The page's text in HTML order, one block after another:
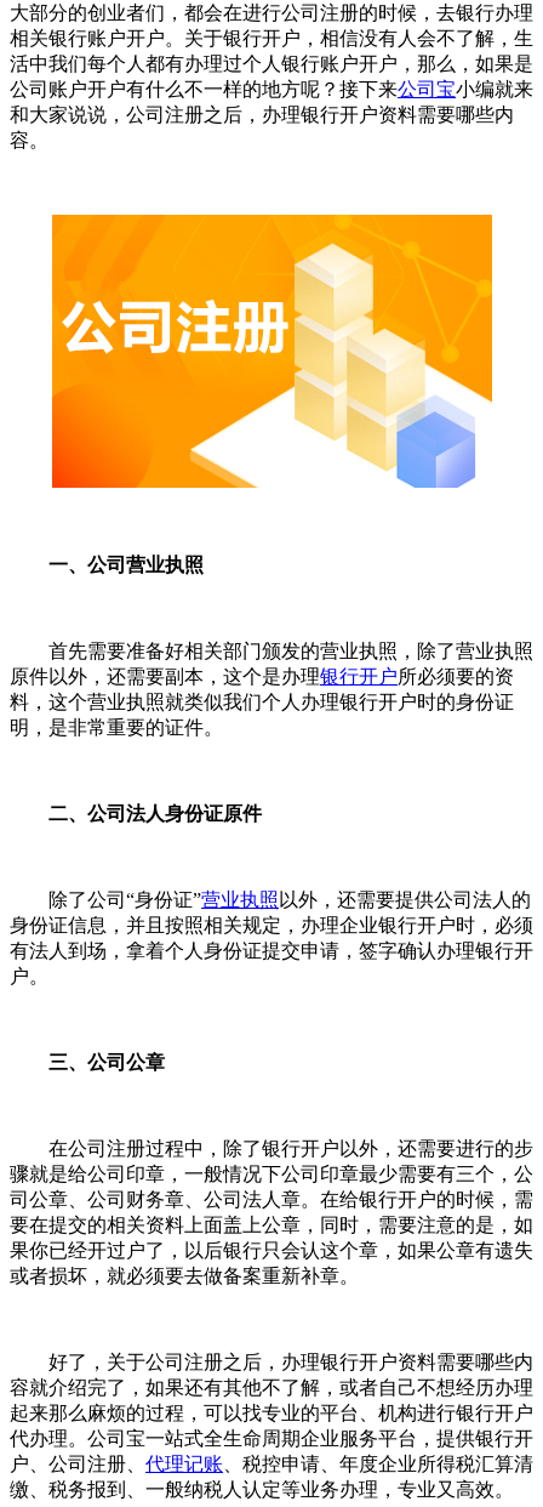
大部分的创业者们，都会在进行公司注册的时候，去银行办理
相关银行账户开户。关于银行开户，相信没有人会不了解，生
活中我们每个人都有办理过个人银行账户开户，那么，如果是
公司账户开户有什么不一样的地方呢？接下来公司宝小编就来
和大家说说，公司注册之后，办理银行开户资料需要哪些内
容。
一、公司营业执照
首先需要准备好相关部门颁发的营业执照，除了营业执照
原件以外，还需要副本，这个是办理银行开户所必须要的资
料，这个营业执照就类似我们个人办理银行开户时的身份证
明，是非常重要的证件。
二、公司法人身份证原件
除了公司“身份证”营业执照 以外，还需要提供公司法人的
身份证信息，并且按照相关规定，办理企业银行开户时，必须
有法人到场，拿着个人身份证提交申请，签字确认办理银行开
户。
三、公司公章
在公司注册过程中，除了银行开户以外，还需要进行的步
骤就是给公司印章，一般情况下公司印章最少需要有三个，公
司公章、公司财务章、公司法人章。在给银行开户的时候，需
要在提交的相关资料上面盖上公章，同时，需要注意的是，如
果你已经开过户了，以后银行只会认这个章，如果公章有遗失
或者损坏，就必须要去做备案重新补章。
好了，关于公司注册之后，办理银行开户资料需要哪些内
容就介绍完了，如果还有其他不了解，或者自己不想经历办理
起来那么麻烦的过程，可以找专业的平台、机构进行银行开户
代办理。公司宝一站式全生命周期企业服务平台，提供银行开
户、公司注册、 代理记账 、税控申请、年度企业所得税汇算清
缴、税务报到、一般纳税人认定等业务办理，专业又高效。